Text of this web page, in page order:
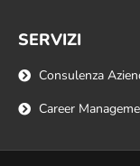
SERVIZI
Consulenza
Career